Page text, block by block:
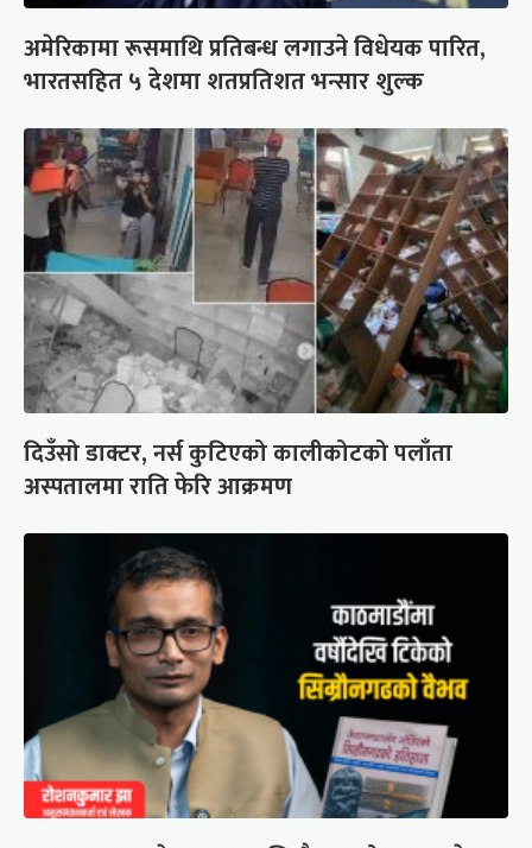
अमेरिकामा रूसमाथि प्रतिबन्ध लगाउने विधेयक पारित,
भारतसहित ५ देशमा शतप्रतिशत भन्सार शुल्क
दिउँसो डाक्टर, नर्स कुटिएको कालीकोटको पलाँता
अस्पतालमा राति फेरि आक्रमण